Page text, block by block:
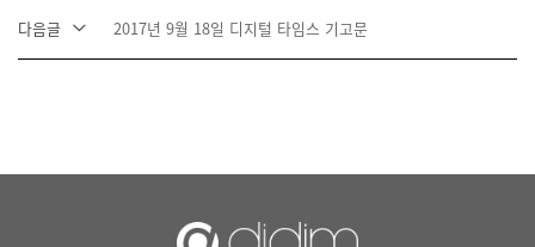
다음글 2017년 9월 18일 디지털 타임스 기고문